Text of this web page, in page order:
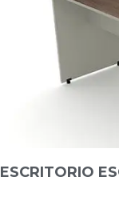
ESCRITORIO